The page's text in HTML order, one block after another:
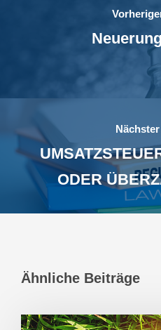
ODER
Ähnliche Beiträge